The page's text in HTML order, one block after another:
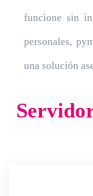
funcione sin
personales,
una solución